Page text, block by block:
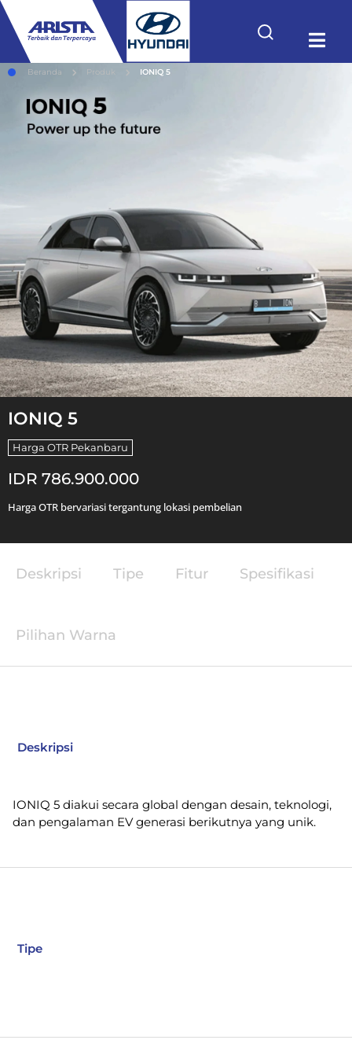
Beranda Produk IONIQ 5
IONIQ 5
Harga OTR Pekanbaru
IDR 786.900.000
Harga OTR bervariasi tergantung lokasi pembelian
Deskripsi Tipe Fitur Spesifikasi
Pilihan Warna
Deskripsi
IONIQ 5 diakui secara global dengan desain, teknologi,
dan pengalaman EV generasi berikutnya yang unik.
Tipe